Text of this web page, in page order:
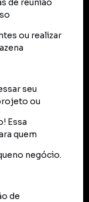
de reunião
ou realizar
seu
ou
Essa
quem
negócio.
de